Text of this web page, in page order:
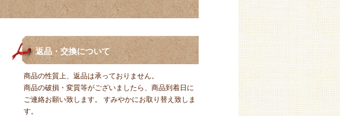
返品・交換について
商品の性質上、返品は承っておりません。
商品の破損・変質等がございましたら、商品到着日に
ご連絡お願い致します。 すみやかにお取り替え致しま
す。